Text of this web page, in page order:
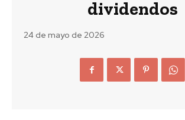
dividendos
24 de mayo de 2026